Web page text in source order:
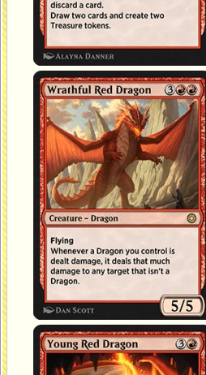
Dragon rouge furieux
Jeune dragon rouge
Baigner d'ans l'or